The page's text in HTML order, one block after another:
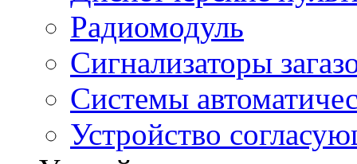
Радиомодуль
Сигнализаторы
Системы
Устройство